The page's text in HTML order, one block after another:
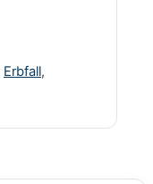
Erbfall,